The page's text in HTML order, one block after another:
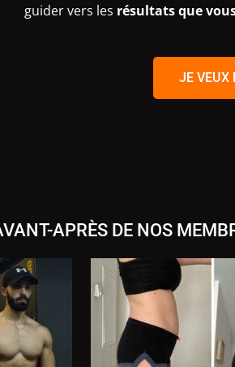
guider vers les résultats que
JE VEUX
APRÈS DE NOS